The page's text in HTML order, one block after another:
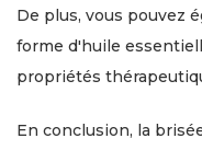
De plus, vous pouvez
forme d'huile
propriétés
En conclusion, la